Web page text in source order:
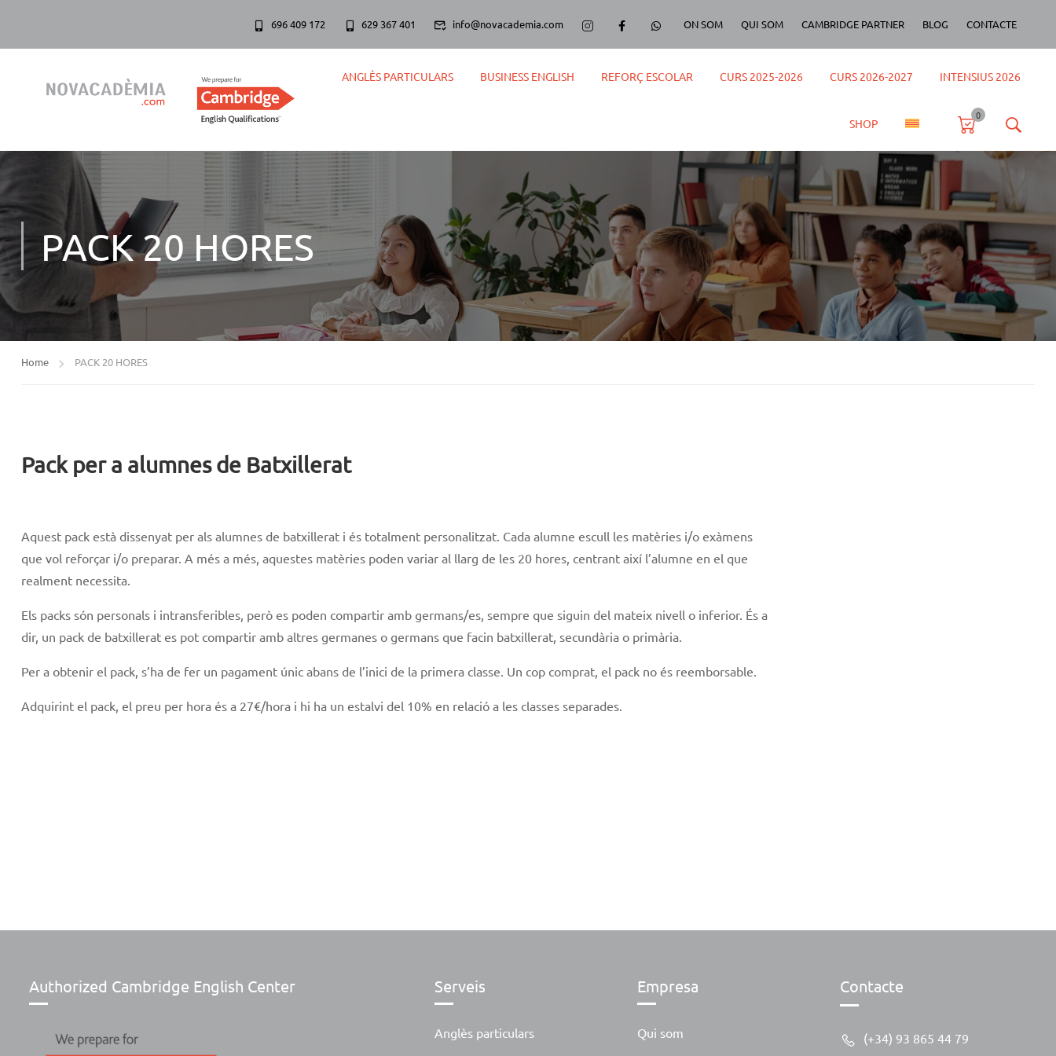
696 409 172 629 367 401 info@novacademia.com ON SOM QUI SOM CAMBRIDGE PARTNER BLOG CONTACTE
ANGLÈS PARTICULARS BUSINESS ENGLISH REFORÇ ESCOLAR CURS 2025-2026 CURS 2026-2027 INTENSIUS 2026
SHOP
0
PACK 20 HORES
Home PACK 20 HORES
Pack per a alumnes de Batxillerat
Aquest pack està dissenyat per als alumnes de batxillerat i és totalment personalitzat. Cada alumne escull les matèries i/o exàmens
que vol reforçar i/o preparar. A més a més, aquestes matèries poden variar al llarg de les 20 hores, centrant així l’alumne en el que
realment necessita.
Els packs són personals i intransferibles, però es poden compartir amb germans/es, sempre que siguin del mateix nivell o inferior. És a
dir, un pack de batxillerat es pot compartir amb altres germanes o germans que facin batxillerat, secundària o primària.
Per a obtenir el pack, s’ha de fer un pagament únic abans de l’inici de la primera classe. Un cop comprat, el pack no és reemborsable.
Adquirint el pack, el preu per hora és a 27€/hora i hi ha un estalvi del 10% en relació a les classes separades.
Authorized Cambridge English Center Serveis
Anglès particulars
Empresa
Qui som
Contacte
(+34) 93 865 44 79